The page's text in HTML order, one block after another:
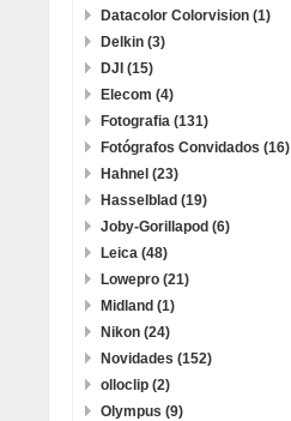
Datacolor Colorvision (1)
Delkin (3)
DJI (15)
Elecom (4)
Fotografia (131)
Fotógrafos Convidados (16)
Hahnel (23)
Hasselblad (19)
Joby-Gorillapod (6)
Leica (48)
Lowepro (21)
Midland (1)
Nikon (24)
Novidades (152)
olloclip (2)
Olympus (9)